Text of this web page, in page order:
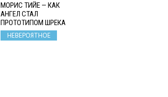
МОРИС ТИЙЕ — КАК
АНГЕЛ СТАЛ
ПРОТОТИПОМ ШРЕКА
НЕВЕРОЯТНОЕ